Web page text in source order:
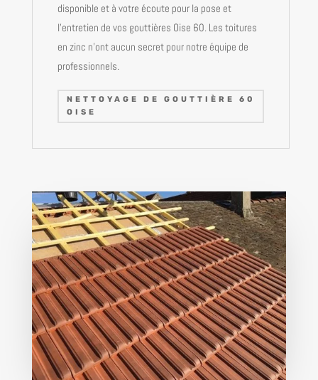
disponible et à votre écoute pour la pose et
l’entretien de vos gouttières Oise 60. Les toitures
en zinc n’ont aucun secret pour notre équipe de
professionnels.
NETTOYAGE DE GOUTTIÈRE 60
OISE